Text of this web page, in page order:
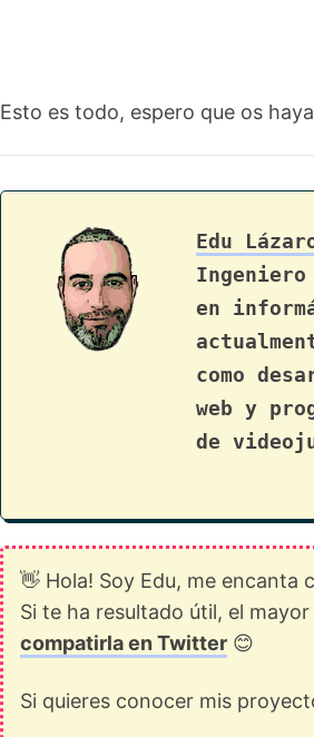
Esto es todo, espero que os
Edu
en
como
web y
de
👋 Hola! Soy Edu, me encanta
Si te ha resultado útil, el
compatirla en Twitter😊
Si quieres conocer mis